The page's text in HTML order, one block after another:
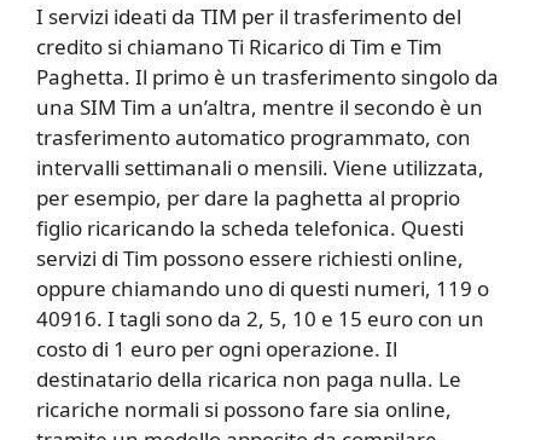
I servizi ideati da TIM per il trasferimento del
credito si chiamano Ti Ricarico di Tim e Tim
Paghetta. Il primo è un trasferimento singolo da
una SIM Tim a un’altra, mentre il secondo è un
trasferimento automatico programmato, con
intervalli settimanali o mensili. Viene utilizzata,
per esempio, per dare la paghetta al proprio
figlio ricaricando la scheda telefonica. Questi
servizi di Tim possono essere richiesti online,
oppure chiamando uno di questi numeri, 119 o
40916. I tagli sono da 2, 5, 10 e 15 euro con un
costo di 1 euro per ogni operazione. Il
destinatario della ricarica non paga nulla. Le
ricariche normali si possono fare sia online,